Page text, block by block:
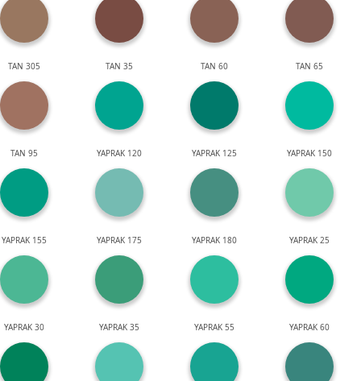
TAN 305 TAN 35 TAN 60 TAN 65
TAN 95 YAPRAK 120 YAPRAK 125 YAPRAK 150
YAPRAK 155 YAPRAK 175 YAPRAK 180 YAPRAK 25
YAPRAK 30 YAPRAK 35 YAPRAK 55 YAPRAK 60